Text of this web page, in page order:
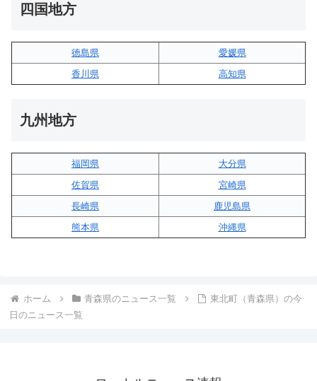
四国地方
徳島県
愛媛県
香川県
高知県
九州地方
福岡県
大分県
佐賀県
宮崎県
長崎県
鹿児島県
熊本県
沖縄県
ホーム 青森県のニュース一覧
東北町（青森県）の今
日のニュース一覧